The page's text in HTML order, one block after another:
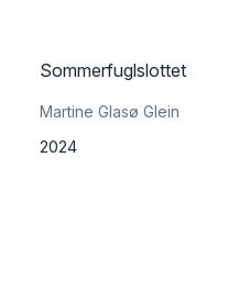
Sommerfuglslottet
Martine Glasø Glein
2024